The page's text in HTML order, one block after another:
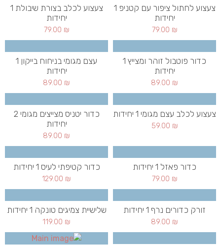
צעצוע לחתול ציפור עם קטניפ 1
יחידות
79.00 ₪
צעצוע לכלב בצורת שיבולת 1
יחידות
79.00 ₪
כדור פוטבול זוהר ומצייץ 1
יחידות
89.00 ₪
עצם מגומי בניחוח בייקון 1
יחידות
89.00 ₪
צעצוע לכלב עצם מגומי 1 יחידות
59.00 ₪
כדור יטניס מצייצים מגומי 2
יחידות
89.00 ₪
כדור פאזל 1 יחידות
79.00 ₪
כדור קטיפתי לעיס 1 יחידות
129.00 ₪
זורק כדורים נרף 1 יחידות
89.00 ₪
שלישיית צמיגים טונקה 1 יחידות
119.00 ₪